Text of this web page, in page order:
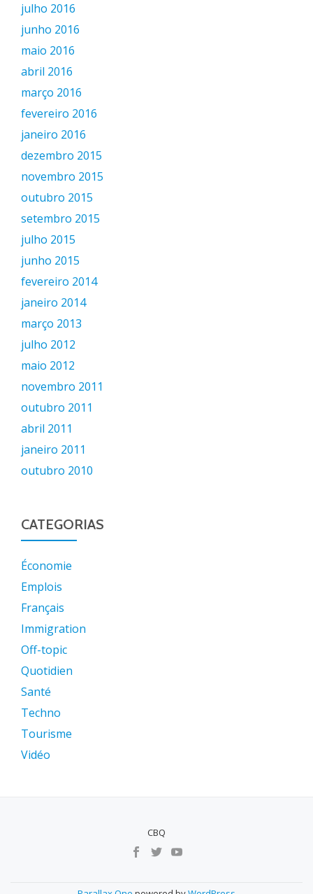
julho 2016
junho 2016
maio 2016
abril 2016
março 2016
fevereiro 2016
janeiro 2016
dezembro 2015
novembro 2015
outubro 2015
setembro 2015
julho 2015
junho 2015
fevereiro 2014
janeiro 2014
março 2013
julho 2012
maio 2012
novembro 2011
outubro 2011
abril 2011
janeiro 2011
outubro 2010
CATEGORIAS
Économie
Emplois
Français
Immigration
Off-topic
Quotidien
Santé
Techno
Tourisme
Vidéo
CBQ